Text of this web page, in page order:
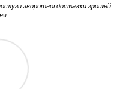
зворотної доставки грошей